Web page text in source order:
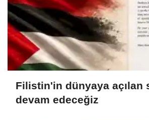
Filistin'in dünyaya açılan
devam edeceğiz